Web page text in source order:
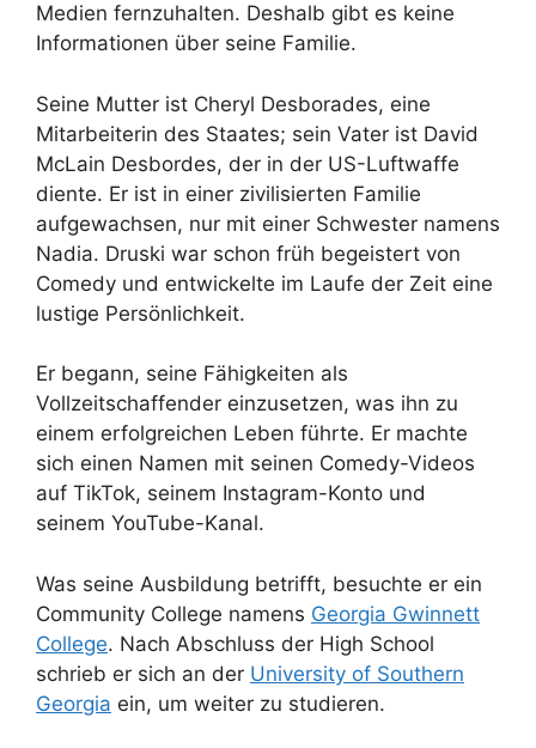
Medien fernzuhalten. Deshalb gibt es keine
Informationen über seine Familie.
Seine Mutter ist Cheryl Desborades, eine
Mitarbeiterin des Staates; sein Vater ist David
McLain Desbordes, der in der US-Luftwaffe
diente. Er ist in einer zivilisierten Familie
aufgewachsen, nur mit einer Schwester namens
Nadia. Druski war schon früh begeistert von
Comedy und entwickelte im Laufe der Zeit eine
lustige Persönlichkeit.
Er begann, seine Fähigkeiten als
Vollzeitschaffender einzusetzen, was ihn zu
einem erfolgreichen Leben führte. Er machte
sich einen Namen mit seinen Comedy-Videos
auf TikTok, seinem Instagram-Konto und
seinem YouTube-Kanal.
Was seine Ausbildung betrifft, besuchte er ein
Community College namens Georgia Gwinnett
College. Nach Abschluss der High School
schrieb er sich an der University of Southern
Georgia ein, um weiter zu studieren.